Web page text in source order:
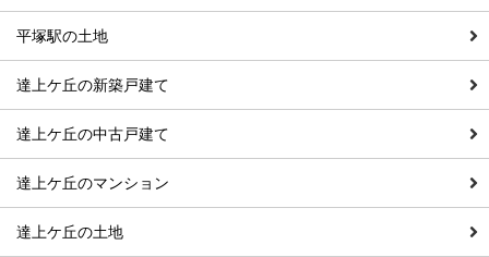
平塚駅の土地
達上ケ丘の新築戸建て
達上ケ丘の中古戸建て
達上ケ丘のマンション
達上ケ丘の土地